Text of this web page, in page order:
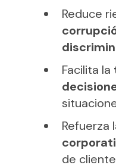
Reduce
Facilita la
Refuerza
de